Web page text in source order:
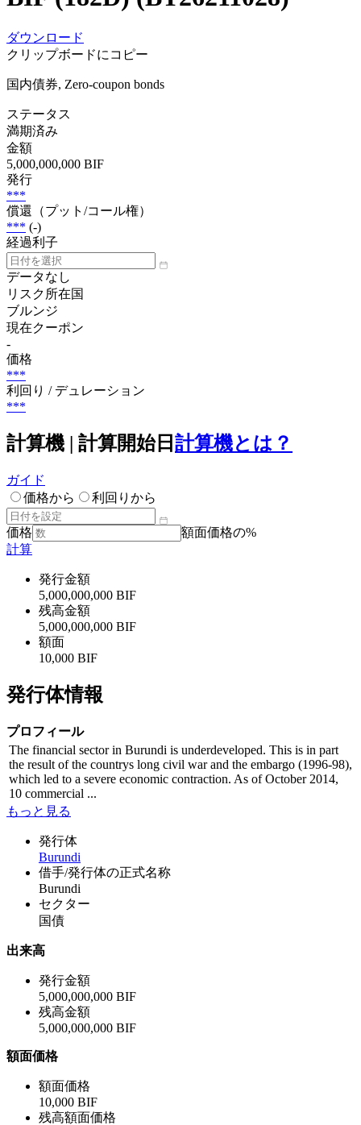
ダウンロード
クリップボードにコピー
国内債券, Zero-coupon bonds
ステータス
満期済み
金額
5,000,000,000 BIF
発行
***
償還（プット/コール権）
*** (-)
経過利子
データなし
リスク所在国
ブルンジ
現在クーポン
-
価格
***
利回り / デュレーション
***
計算機 | 計算開始日 計算機とは？
ガイド
価格から
利回りから
価格
額面価格の%
計算
発行金額
5,000,000,000 BIF
残高金額
5,000,000,000 BIF
額面
10,000 BIF
発行体情報
プロフィール
The financial sector in Burundi is underdeveloped. This is in part
the result of the countrys long civil war and the embargo (1996-98),
which led to a severe economic contraction. As of October 2014,
10 commercial ...
もっと見る
発行体
Burundi
借手/発行体の正式名称
Burundi
セクター
国債
出来高
発行金額
5,000,000,000 BIF
残高金額
5,000,000,000 BIF
額面価格
額面価格
10,000 BIF
残高額面価格